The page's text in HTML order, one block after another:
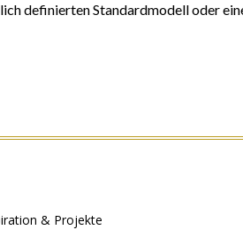
definierten Standardmodell oder
& Projekte